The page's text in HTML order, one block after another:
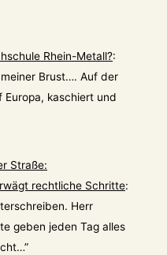
Rhein-Metall?:
Brust…. Auf der
Europa, kaschiert und
Straße:
rechtliche Schritte:
Herr
geben jeden Tag alles
”